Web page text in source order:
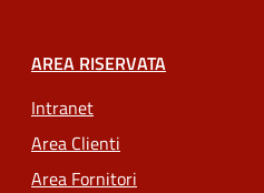
AREA RISERVATA
Intranet
Area Clienti
Area Fornitori